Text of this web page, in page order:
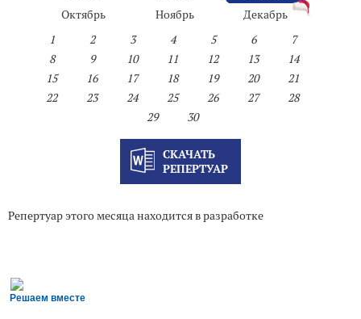
Октябрь
Ноябрь
Декабрь
1
2 3 4 5 6
7
8
9 10 11 12 13
14
15
16 17 18 19 20
21
22
23 24 25 26 27
28
29
30
СКАЧАТЬ
РЕПЕРТУАР
Репертуар этого месяца находится в разработке
Решаем вместе